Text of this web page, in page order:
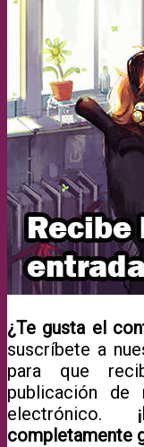
¿Te gusta el
suscríbete a
para que
publicación de
electrónico.
completamente